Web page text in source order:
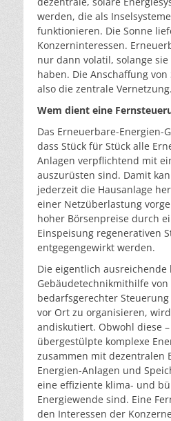
werden, die als
funktionieren. Die Sonne
Konzerninteressen.
nur dann volatil, solange
haben. Die Anschaffung
also die zentrale Vernetzung.
Wem dient eine
Das Erneuerbare-Energien-
dass Stück für Stück alle
Anlagen verpflichtend mit
auszurüsten sind. Damit
jederzeit die Hausanlage
einer Netzüberlastung
hoher Börsenpreise durch
Einspeisung regenerativen
entgegengewirkt werden.
Die eigentlich ausreichende
Gebäudetechnikmithilfe
bedarfsgerechter
vor Ort zu organisieren,
andiskutiert. Obwohl diese
übergestülpte komplexe
zusammen mit dezentralen
Energien-Anlagen und
eine effiziente klima- und
Energiewende sind. Eine
den Interessen der